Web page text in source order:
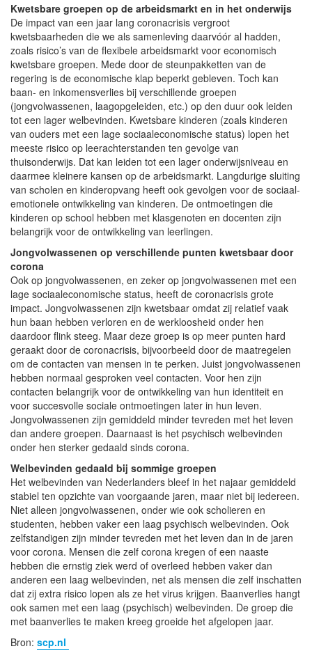
Kwetsbare groepen op de arbeidsmarkt en in het onderwijs
De impact van een jaar lang coronacrisis vergroot
kwetsbaarheden die we als samenleving daarvóór al hadden,
zoals risico’s van de flexibele arbeidsmarkt voor economisch
kwetsbare groepen. Mede door de steunpakketten van de
regering is de economische klap beperkt gebleven. Toch kan
baan- en inkomensverlies bij verschillende groepen
(jongvolwassenen, laagopgeleiden, etc.) op den duur ook leiden
tot een lager welbevinden. Kwetsbare kinderen (zoals kinderen
van ouders met een lage sociaaleconomische status) lopen het
meeste risico op leerachterstanden ten gevolge van
thuisonderwijs. Dat kan leiden tot een lager onderwijsniveau en
daarmee kleinere kansen op de arbeidsmarkt. Langdurige sluiting
van scholen en kinderopvang heeft ook gevolgen voor de sociaal-
emotionele ontwikkeling van kinderen. De ontmoetingen die
kinderen op school hebben met klasgenoten en docenten zijn
belangrijk voor de ontwikkeling van leerlingen.
Jongvolwassenen op verschillende punten kwetsbaar door
corona
Ook op jongvolwassenen, en zeker op jongvolwassenen met een
lage sociaaleconomische status, heeft de coronacrisis grote
impact. Jongvolwassenen zijn kwetsbaar omdat zij relatief vaak
hun baan hebben verloren en de werkloosheid onder hen
daardoor flink steeg. Maar deze groep is op meer punten hard
geraakt door de coronacrisis, bijvoorbeeld door de maatregelen
om de contacten van mensen in te perken. Juist jongvolwassenen
hebben normaal gesproken veel contacten. Voor hen zijn
contacten belangrijk voor de ontwikkeling van hun identiteit en
voor succesvolle sociale ontmoetingen later in hun leven.
Jongvolwassenen zijn gemiddeld minder tevreden met het leven
dan andere groepen. Daarnaast is het psychisch welbevinden
onder hen sterker gedaald sinds corona.
Welbevinden gedaald bij sommige groepen
Het welbevinden van Nederlanders bleef in het najaar gemiddeld
stabiel ten opzichte van voorgaande jaren, maar niet bij iedereen.
Niet alleen jongvolwassenen, onder wie ook scholieren en
studenten, hebben vaker een laag psychisch welbevinden. Ook
zelfstandigen zijn minder tevreden met het leven dan in de jaren
voor corona. Mensen die zelf corona kregen of een naaste
hebben die ernstig ziek werd of overleed hebben vaker dan
anderen een laag welbevinden, net als mensen die zelf inschatten
dat zij extra risico lopen als ze het virus krijgen. Baanverlies hangt
ook samen met een laag (psychisch) welbevinden. De groep die
met baanverlies te maken kreeg groeide het afgelopen jaar.
Bron: scp.nl